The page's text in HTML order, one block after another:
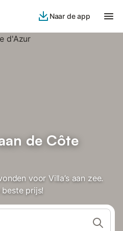
Naar de app
de Côte
voor Villa’s aan zee.
prijs!